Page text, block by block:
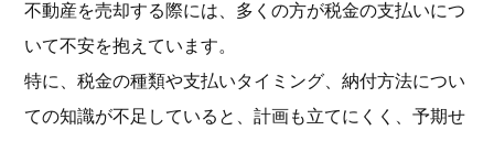
不動産を売却する際には、多くの方が税金の支払いにつ
いて不安を抱えています。
特に、税金の種類や支払いタイミング、納付方法につい
ての知識が不足していると、計画も立てにくく、予期せ